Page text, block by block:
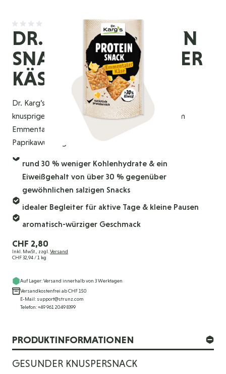
DR. KARG’S PROTEIN
SNACK EMMENTALER
KÄSE
Dr. Karg’s Protein Snack Emmentaler Käse ist ein
knuspriger, proteinreicher Snack mit aromatischem
Emmentaler, Sesam, Leinsaat und einer feinen
Paprikawürzung.
rund 30 % weniger Kohlenhydrate & ein
Eiweißgehalt von über 30 % gegenüber
gewöhnlichen salzigen Snacks
idealer Begleiter für aktive Tage & kleine Pausen
aromatisch-würziger Geschmack
CHF 2,80
Inkl. MwSt., zzgl. Versand
CHF 32,94 / 1 kg
Auf Lager: Versand innerhalb von 3 Werktagen
Versandkostenfrei ab CHF 150
E-Mail: support@strunz.com
Telefon: +49 961 2049 8399
PRODUKTINFORMATIONEN
GESUNDER KNUSPERSNACK